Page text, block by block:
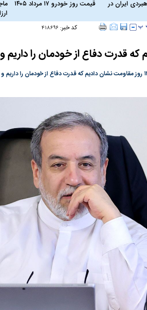
ایران در
قیمت روز خودرو ۱۷ مرداد ۱۴۰۵
کد خبر: ۴۱۸۶۹۶
قدرت دفاع از خودمان را داریم
رفتار هیستریک صدا و سیما علیه
در وزارت نفت
نفت وزیر است و
رصد شوند
رکورد شکست
رکوردشکنی